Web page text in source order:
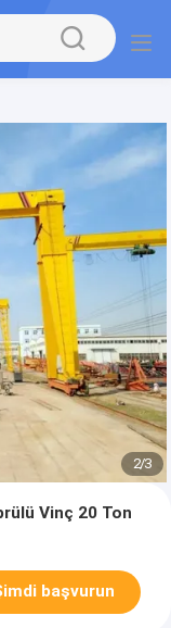
2/3
Vinç 20 Ton
başvurun